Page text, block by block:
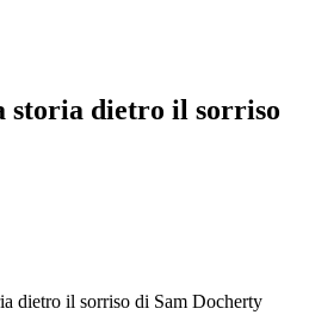
storia dietro il sorriso
dietro il sorriso di Sam Docherty